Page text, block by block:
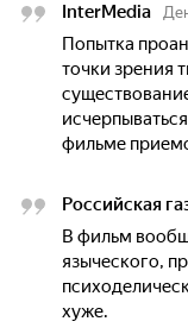
InterMedia
Попытка
точки зрения
фильме
Российская
В фильм
языческого,
хуже.